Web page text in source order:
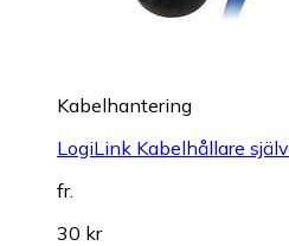
Kabelhantering
LogiLink Kabelhållare
fr.
30 kr